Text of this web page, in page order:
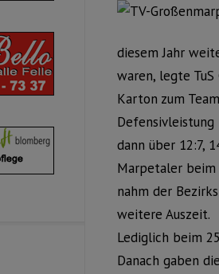
diesem Jahr
waren, legte
Karton zum
Defensivleistung
dann über 12:7,
Marpetaler beim
nahm der
weitere Auszeit.
Lediglich beim
Danach gaben